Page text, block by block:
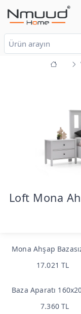
Loft Mona
Mona Ahşap
17.021 TL
Baza Aparatı
7.360 TL